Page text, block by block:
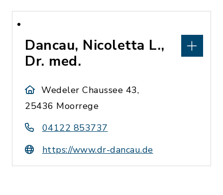
Dancau, Nicoletta L.,
Dr. med.
Wedeler Chaussee 43,
25436 Moorrege
04122 853737
https://www.dr-dancau.de